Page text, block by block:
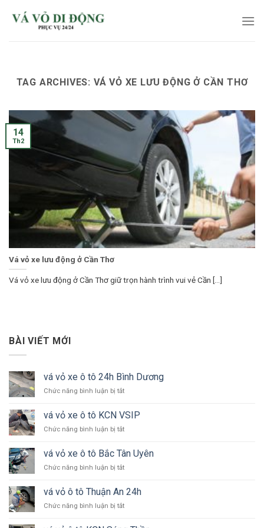
TAG ARCHIVES: VÁ VỎ XE LƯU ĐỘNG Ở CẦN THƠ
Vá vỏ xe lưu động ở Cần Thơ
Vá vỏ xe lưu động ở Cần Thơ giữ trọn hành trình vui vẻ Cần [...]
14
Th2
BÀI VIẾT MỚI
vá vỏ xe ô tô 24h Bình Dương
Chức năng bình luận bị tắtở
vỏ
xe
ô
24h
Dương
vá vỏ xe ô tô KCN VSIP
Chức năng bình luận bị tắtở
vỏ
xe
ô
KCN
vá vỏ xe ô tô Bắc Tân Uyên
Chức năng bình luận bị tắtở
vỏ
xe
ô
vá vỏ ô tô Thuận An 24h
Chức năng bình luận bị tắtở